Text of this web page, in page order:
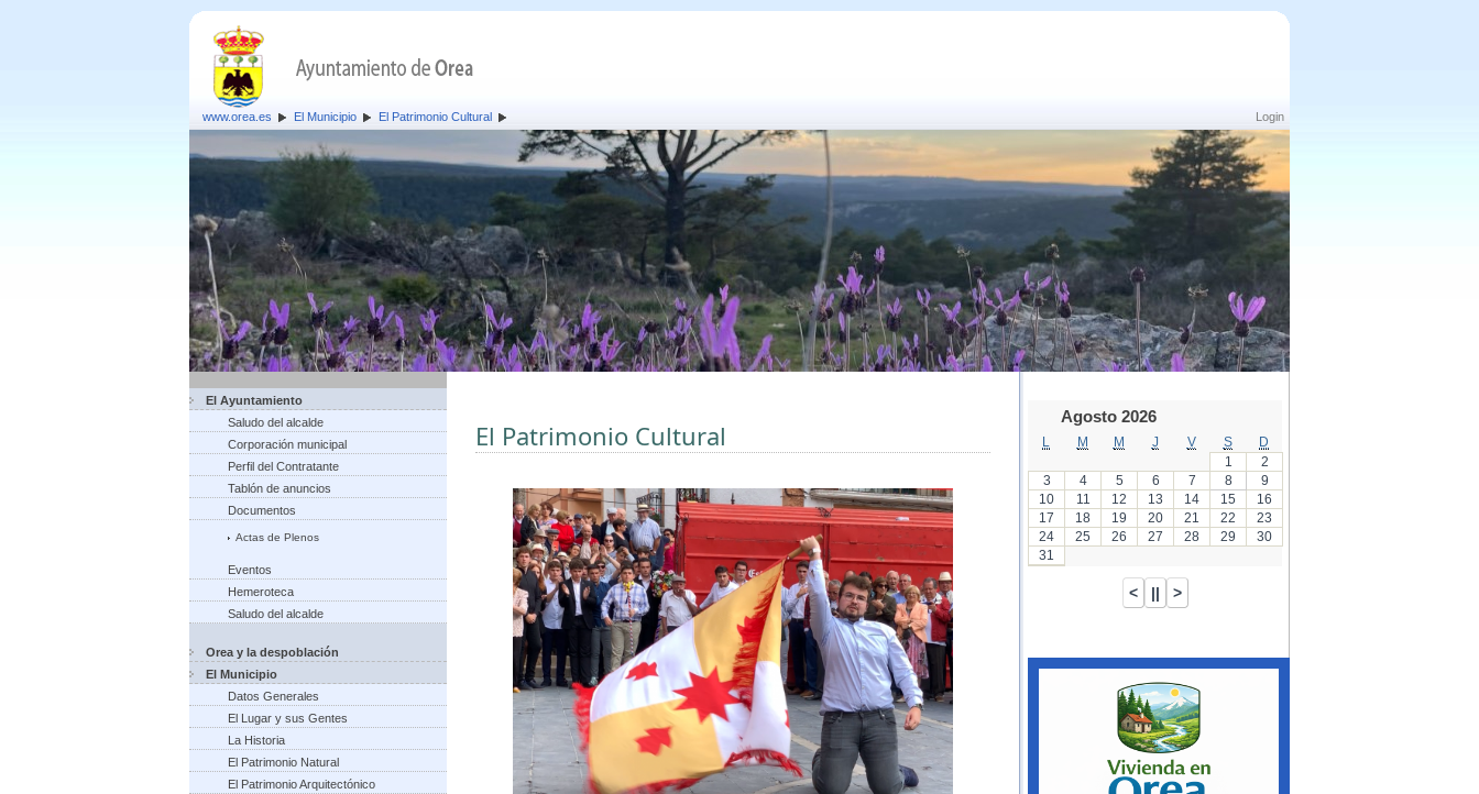
Login
www.orea.es El Municipio El Patrimonio Cultural
El Ayuntamiento
Saludo del alcalde
Corporación municipal
Perfil del Contratante
Tablón de anuncios
Documentos
Actas de Plenos
Eventos
Hemeroteca
Saludo del alcalde
Orea y la despoblación
El Municipio
Datos Generales
El Lugar y sus Gentes
La Historia
El Patrimonio Natural
El Patrimonio Arquitectónico
El Patrimonio Cultural
Agosto 2026
M M J V S
D
1
2
3
4 5 6 7 8
9
10
11 12 13 14 15
16
17
18 19 20 21 22
23
24
25 26 27 28 29
30
31